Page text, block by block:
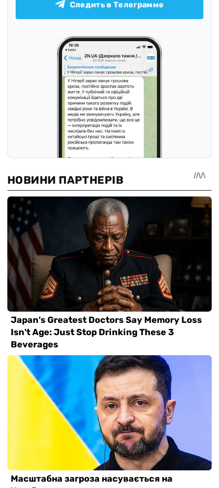
Добавить комментарий
Всего комментариев:0
Осталось символов:2000
Авторизуйтесь, чтобы иметь возможность комментировать
ОТПРАВИТЬ
событий!
Подписывайтесь на наш канал в Telegram
Следить в Телеграмме